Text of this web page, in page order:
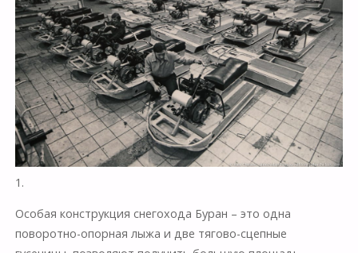
1.
Особая конструкция снегохода Буран – это одна
поворотно-опорная лыжа и две тягово-сцепные